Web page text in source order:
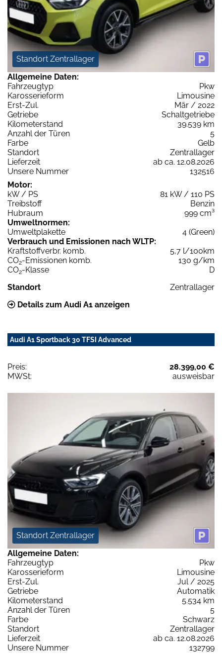
Standort Zentrallager
Allgemeine Daten:
Fahrzeugtyp
Pkw
Karosserieform
Limousine
Erst-Zul.
Mär / 2022
Getriebe
Schaltgetriebe
Kilometerstand
39.539 km
Anzahl der Türen
5
Farbe
Gelb
Standort
Zentrallager
Lieferzeit
ab ca. 12.08.2026
Unsere Nummer
132516
Motor:
kW / PS
81 kW / 110 PS
Treibstoff
Benzin
Hubraum
999 cm³
Umweltnormen:
Umweltplakette
4 (Green)
Verbrauch und Emissionen nach WLTP:
Kraftstoffverbr. komb.
5,7 l/100km
CO2-Emissionen komb.
130 g/km
CO2-Klasse
D
Standort
Zentrallager
Details zum Audi A1 anzeigen
Audi A1 Sportback 30 TFSI Advanced
Preis:
28.399,00 €
MWSt:
ausweisbar
Standort Zentrallager
Allgemeine Daten:
Fahrzeugtyp
Pkw
Karosserieform
Limousine
Erst-Zul.
Jul / 2025
Getriebe
Automatik
Kilometerstand
5.534 km
Anzahl der Türen
5
Farbe
Schwarz
Standort
Zentrallager
Lieferzeit
ab ca. 12.08.2026
Unsere Nummer
132799